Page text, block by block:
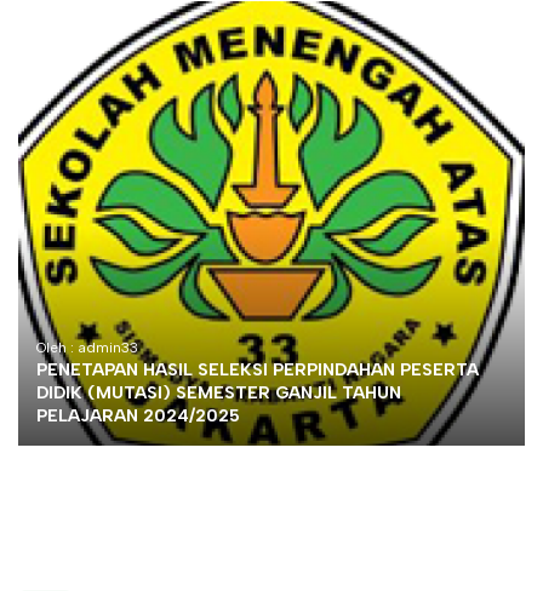
Oleh : admin33
PENETAPAN HASIL SELEKSI PERPINDAHAN PESERTA
DIDIK (MUTASI) SEMESTER GANJIL TAHUN
PELAJARAN 2024/2025